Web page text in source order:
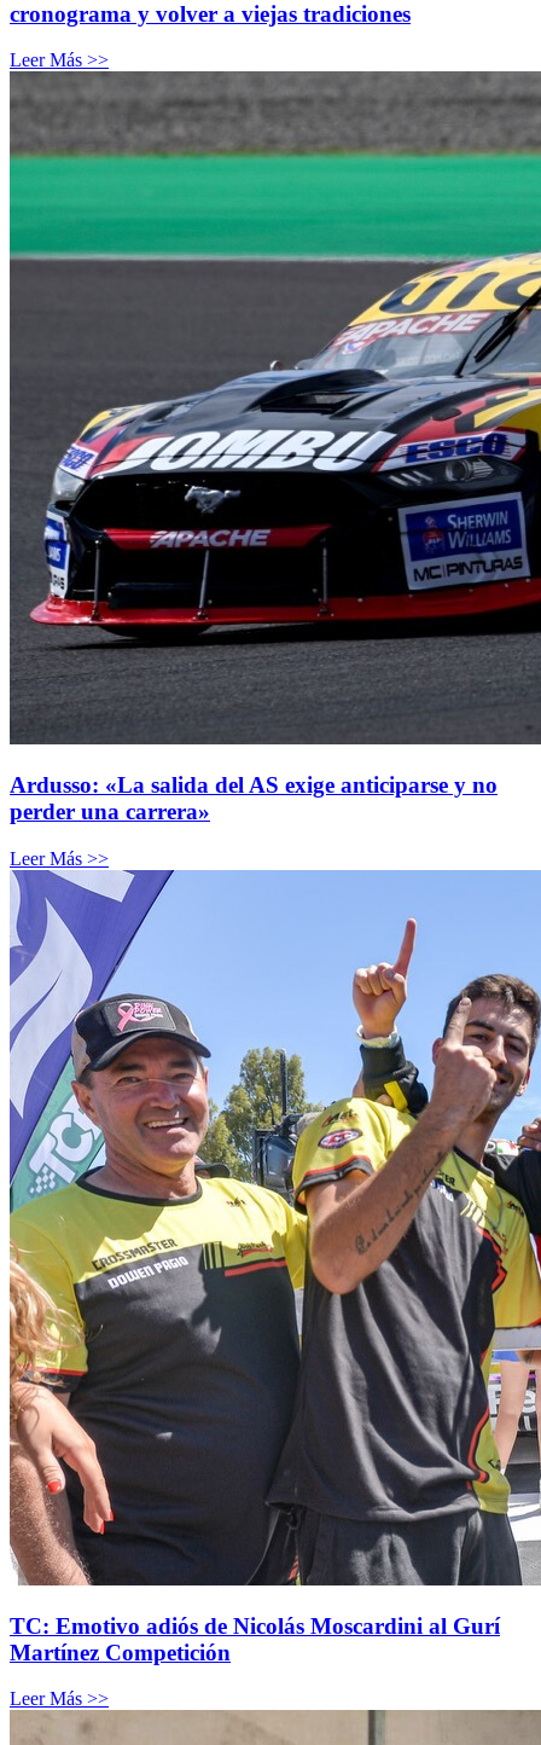
cronograma y volver a viejas tradiciones
Leer Más >>
Ardusso: «La salida del AS exige anticiparse y no
perder una carrera»
Leer Más >>
TC: Emotivo adiós de Nicolás Moscardini al Gurí
Martínez Competición
Leer Más >>